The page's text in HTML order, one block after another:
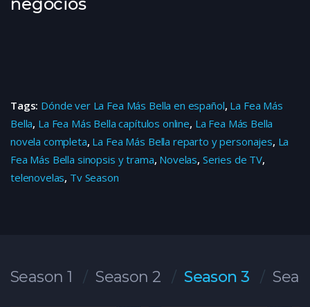
Tags: Dónde ver La Fea Más Bella en español, La Fea Más
Bella, La Fea Más Bella capítulos online, La Fea Más Bella
novela completa, La Fea Más Bella reparto y personajes, La
Fea Más Bella sinopsis y trama, Novelas, Series de TV,
telenovelas, Tv Season
Season 1 Season 2 Season 3